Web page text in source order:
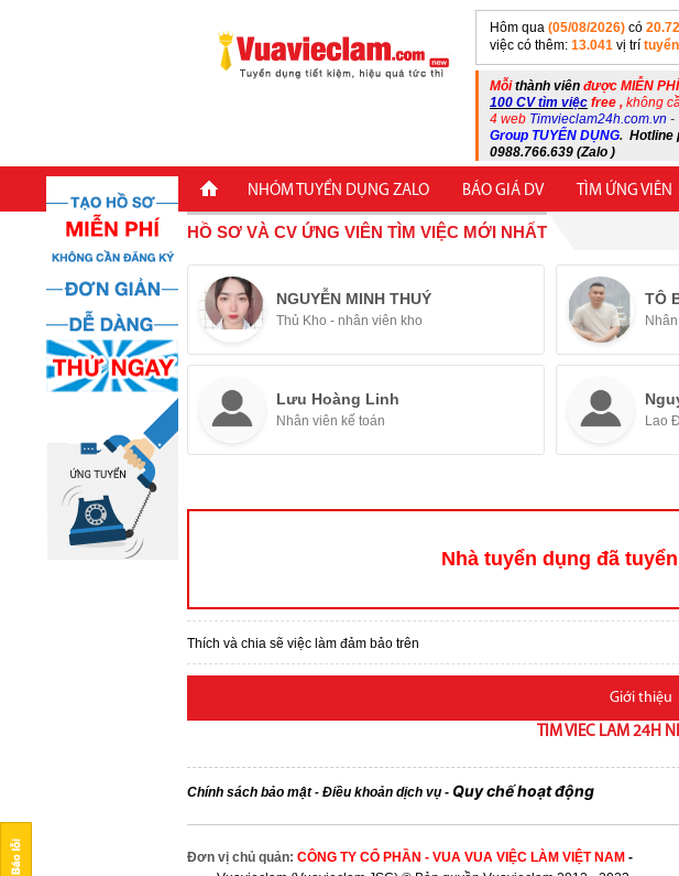
Hôm qua (05/08/2026) có
việc có thêm: 13.041 vị trí
Mỗithành viên được MIỄN
100 CV tìm việc free , không
4 web Timvieclam24h.com.vn -
Group TUYỂN DỤNG. Hotline
0988.766.639 (Zalo )
NHÓM TUYỂN DỤNG ZALO BÁO GIÁ DV TÌM ỨNG VIÊN
HỒ SƠ VÀ CV ỨNG VIÊN TÌM VIỆC MỚI NHẤT
NGUYỄN MINH THUÝ
Thủ Kho - nhân viên kho
TÔ
Lưu Hoàng Linh
Nhân viên kế toán Lao
Nhà tuyển dụng đã
Thích và chia sẽ việc làm đảm bảo trên
Giới thiệu
TIM VIEC LAM 24H
Chính sách bảo mật- Điều khoản dịch vụ - Quy chế hoạt động
Đơn vị chủ quản: CÔNG TY CỔ PHẦN - VUA VUA VIỆC LÀM VIỆT NAM -